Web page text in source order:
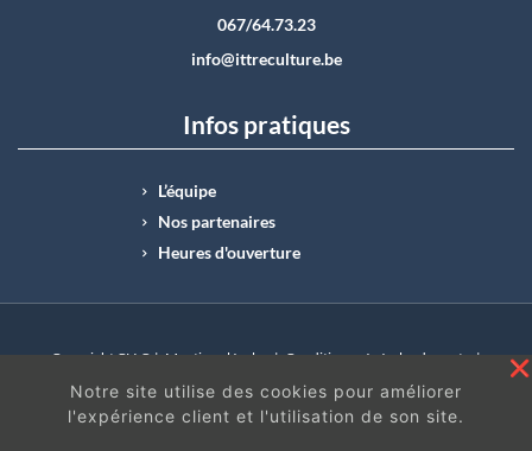
067/64.73.23
info@ittreculture.be
Infos pratiques
L’équipe
Nos partenaires
Heures d'ouverture
Copyright CLI © | Mentions légales | Conditions générales de vente |
N°Entreprise : BE0414.742.009 |
BE50 0012 6285 4518
Notre site utilise des cookies pour améliorer
l'expérience client et l'utilisation de son site.